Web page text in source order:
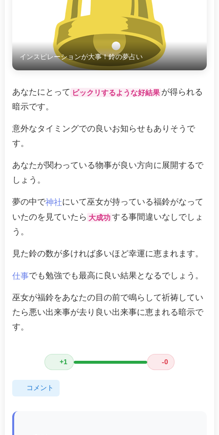
インスピレーションが大事！鈴の夢占い
あなたにとって ビックリするような好結果 が得られる
暗示です。
意外なタイミングでの良いお知らせもありそうで
す。
あなたが関わっている物事が良い方向に展開するで
しょう。
夢の中で神社にいて巫女が持っている福鈴がなって
いたのを見ていたら 大成功する事間違いなしでしょ
う。
見た鈴の数が多ければ多いほど幸運に恵まれます。
仕事でも勉強でも最高に良い結果となるでしょう。
巫女が福鈴をあなたの目の前で鳴らして祈祷してい
たら悪い出来事が去り良い出来事に恵まれる暗示で
す。
+1 -0
コメント